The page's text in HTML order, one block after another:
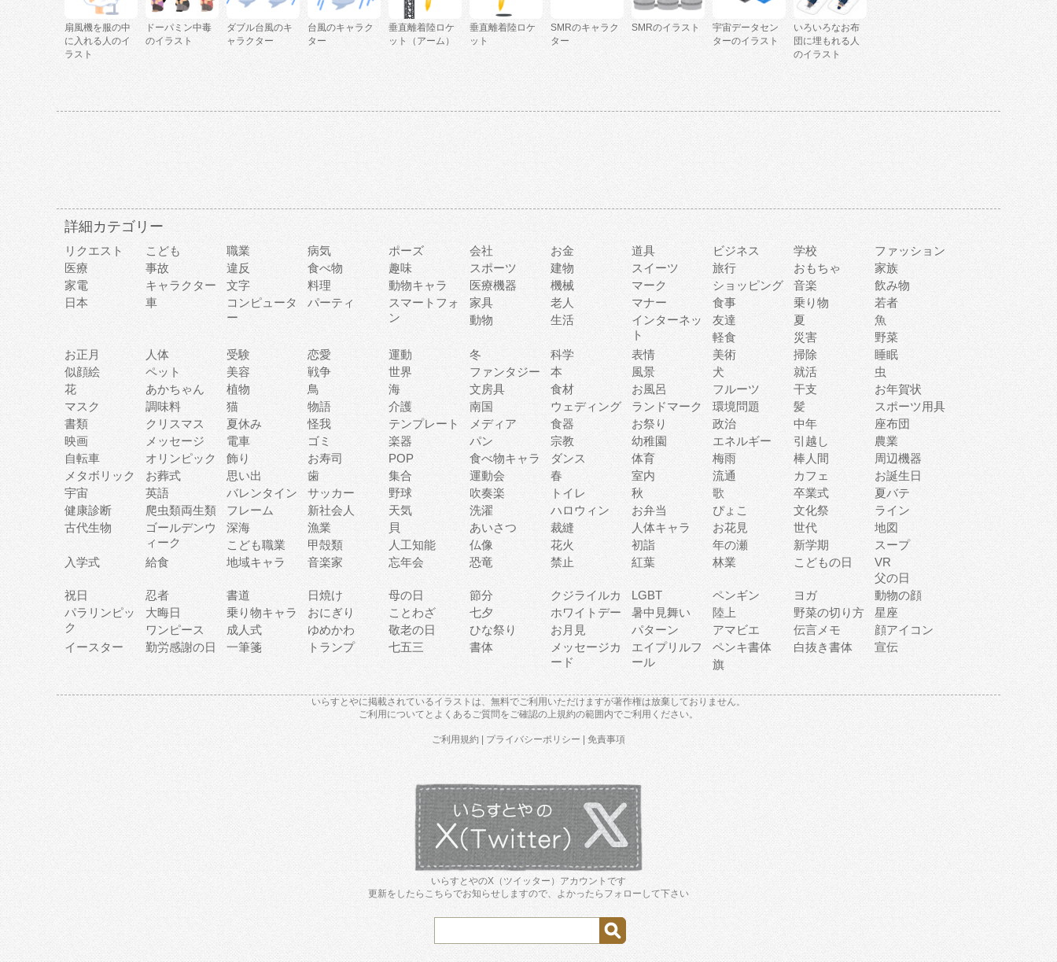
扇風機を服の中
に入れる人のイ
ラスト
ドーパミン中毒
のイラスト
ダブル台風のキ
ャラクター
台風のキャラク
ター
垂直離着陸ロケ
ット（アーム）
垂直離着陸ロケ
ット
SMRのキャラク
ター
SMRのイラスト
宇宙データセン
ターのイラスト
いろいろなお布
団に埋もれる人
のイラスト
詳細カテゴリー
リクエスト こども 職業 病気 ポーズ 会社 お金 道具 ビジネス 学校
ファッション
医療
事故 違反 食べ物 趣味 スポーツ 建物 スイーツ 旅行 おもちゃ
家族
家電
キャラクター 文字 料理 動物キャラ 医療機器 機械 マーク ショッピング 音楽
飲み物
日本
車
コンピュータ
ー
パーティ
スマートフォ
ン
家具 老人 マナー 食事 乗り物
若者
動物
生活
インターネッ
ト
友達 夏
魚
軽食
災害
野菜
お正月
人体 受験 恋愛 運動 冬 科学 表情 美術 掃除
睡眠
似顔絵
ペット 美容 戦争 世界 ファンタジー 本 風景 犬 就活
虫
花
あかちゃん 植物 鳥 海 文房具 食材 お風呂 フルーツ 干支
お年賀状
マスク
調味料 猫 物語 介護 南国 ウェディング ランドマーク 環境問題 髪
スポーツ用具
書類
クリスマス 夏休み 怪我 テンプレート メディア 食器 お祭り 政治 中年
座布団
映画
メッセージ 電車 ゴミ 楽器 パン 宗教 幼稚園 エネルギー 引越し
農業
自転車
オリンピック 飾り お寿司 POP 食べ物キャラ ダンス 体育 梅雨 棒人間
周辺機器
メタボリック
お葬式 思い出 歯 集合 運動会 春 室内 流通 カフェ
お誕生日
宇宙
英語 バレンタイン サッカー 野球 吹奏楽 トイレ 秋 歌 卒業式
夏バテ
健康診断
爬虫類両生類 フレーム 新社会人 天気 洗濯 ハロウィン お弁当 ぴょこ 文化祭
ライン
古代生物
ゴールデンウ
ィーク
深海 漁業 貝 あいさつ 裁縫 人体キャラ お花見 世代
地図
こども職業
甲殻類 人工知能 仏像 花火 初詣 年の瀬 新学期
スープ
入学式
給食 地域キャラ 音楽家 忘年会 恐竜 禁止 紅葉 林業 こどもの日
VR
父の日
祝日
忍者 書道 日焼け 母の日 節分 クジライルカ LGBT ペンギン ヨガ
動物の顔
パラリンピッ
ク
大晦日 乗り物キャラ おにぎり ことわざ 七夕 ホワイトデー 暑中見舞い 陸上 野菜の切り方
星座
ワンピース
成人式 ゆめかわ 敬老の日 ひな祭り お月見 パターン アマビエ 伝言メモ
顔アイコン
イースター
勤労感謝の日 一筆箋 トランプ 七五三 書体
メッセージカ
ード
エイプリルフ
ール
ペンキ書体 白抜き書体
宣伝
旗
いらすとやに掲載されているイラストは、無料でご利用いただけますが著作権は放棄しておりません。
ご利用について とよくあるご質問をご確認の上規約の範囲内でご利用ください。
ご利用規約 プライバシーポリシー 免責事項
いらすとやのX（ツイッター）アカウントです
更新をしたらこちらでお知らせしますので、よかったらフォローして下さい